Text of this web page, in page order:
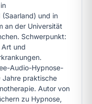
und in
an der Universität
Schwerpunkt:
und
Audio-Hypnose-
Jahre praktische
Autor von
zu Hypnose,